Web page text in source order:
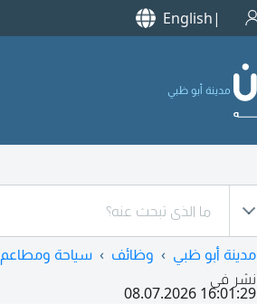
English
مدينة أبو ظبي
مدينة أبو ظبي وظائف سياحة ومطاعم
نشر في
08.07.2026 16:01:29